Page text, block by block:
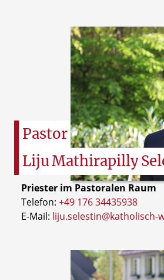
Pastor
LijuMathirapilly
Priester im Pastoralen Raum
Telefon: +49 176 34435938
E-Mail: liju.selestin@katholisch-